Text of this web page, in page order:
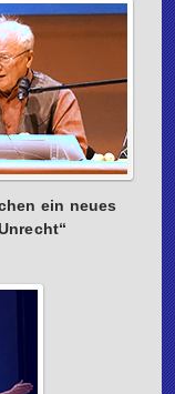
ein neues